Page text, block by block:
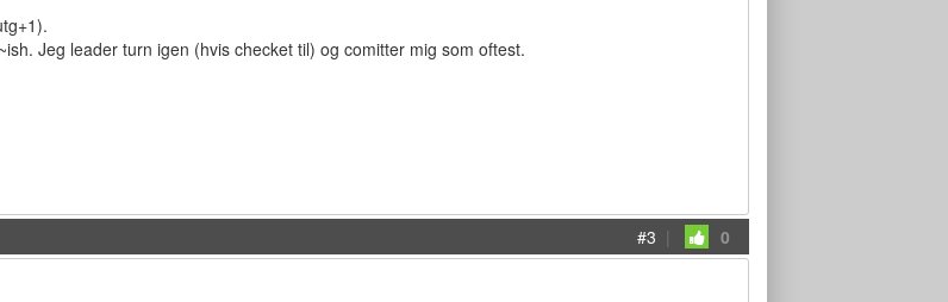
Jeg leader turn igen (hvis checket til) og comitter mig som oftest.
#3 | 0